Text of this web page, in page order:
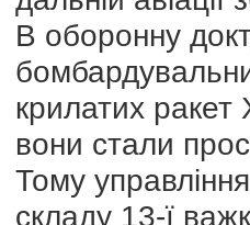
В оборонну
крилатих
вони стали
Тому
складу 13-ї